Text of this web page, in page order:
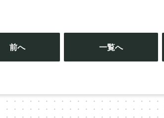
投
稿
ナ
ビ
ョ
ン
前へ 一覧へ